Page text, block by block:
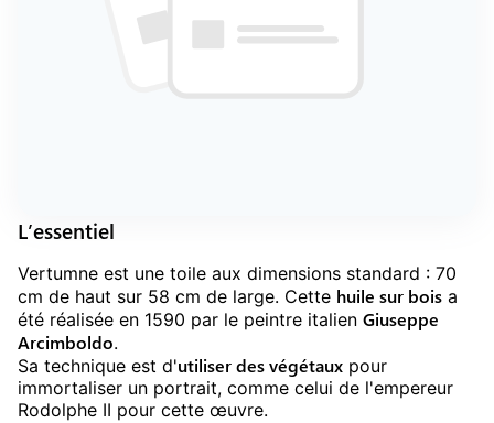
L’essentiel
Vertumne est une toile aux dimensions standard : 70
cm de haut sur 58 cm de large. Cette huile sur bois a
été réalisée en 1590 par le peintre italien Giuseppe
Arcimboldo.
Sa technique est d'utiliser des végétaux pour
immortaliser un portrait, comme celui de l'empereur
Rodolphe II pour cette œuvre.